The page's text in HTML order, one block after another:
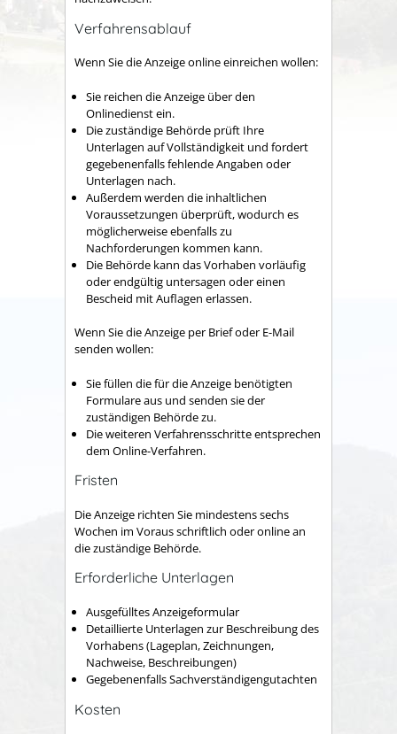
Verfahrensablauf
Wenn Sie die Anzeige online einreichen wollen:
Sie reichen die Anzeige über den
Onlinedienst ein.
Diezuständige Behörde prüft Ihre
Unterlagen auf Vollständigkeit und fordert
gegebenenfalls fehlende Angaben oder
Unterlagen nach.
Außerdem werden die inhaltlichen
Voraussetzungen überprüft, wodurch es
möglicherweise ebenfalls zu
Nachforderungen kommen kann.
Die Behörde kann das Vorhaben vorläufig
oder endgültig untersagen oder einen
Bescheid mit Auflagen erlassen.
Wenn Sie die Anzeige per Brief oder E-Mail
senden wollen:
Sie füllen die für die Anzeige benötigten
Formulare aus und senden sie der
zuständigen Behördezu.
Die weiteren Verfahrensschritte entsprechen
dem Online-Verfahren.
Fristen
Die Anzeige richten Sie mindestens sechs
Wochen im Voraus schriftlich oder online an
die zuständige Behörde.
Erforderliche Unterlagen
Ausgefülltes Anzeigeformular
Detaillierte Unterlagen zur Beschreibung des
Vorhabens (Lageplan, Zeichnungen,
Nachweise, Beschreibungen)
Gegebenenfalls Sachverständigengutachten
Kosten